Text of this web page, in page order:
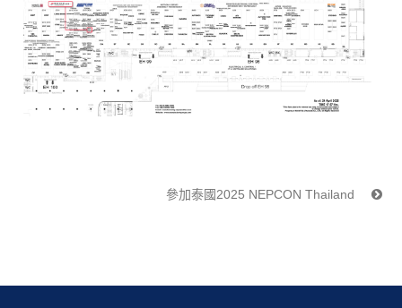
參加泰國2025 NEPCON Thailand